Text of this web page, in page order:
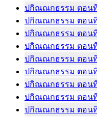
ปกิณณกธรรม ตอนที่
ปกิณณกธรรม ตอนที่
ปกิณณกธรรม ตอนที่
ปกิณณกธรรม ตอนที่
ปกิณณกธรรม ตอนที่
ปกิณณกธรรม ตอนที่
ปกิณณกธรรม ตอนที่
ปกิณณกธรรม ตอนที่
ปกิณณกธรรม ตอนที่